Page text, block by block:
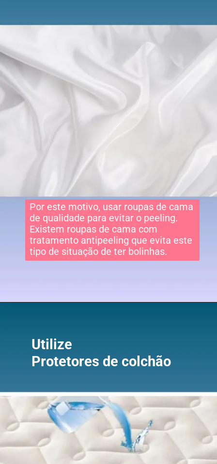
Por este motivo, usar roupas de cama
de qualidade para evitar o peeling.
Existem roupas de cama com
tratamento antipeeling que evita este
tipo de situação de ter bolinhas.
Utilize
Protetores de colchão